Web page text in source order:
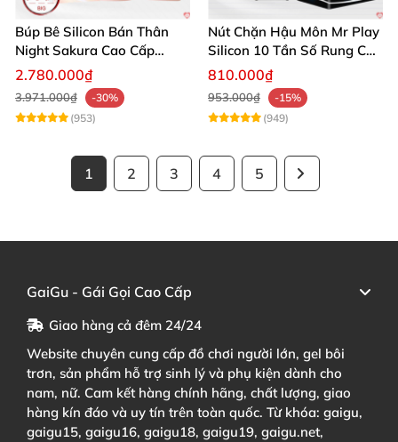
Búp Bê Silicon Bán Thân
Night Sakura Cao Cấp
Rung Đa Chức Năng
2.780.000₫
3.971.000₫
-30%
(953)
Nút Chặn Hậu Môn Mr Play
Silicon 10 Tần Số Rung Cao
Cấp
810.000₫
953.000₫
-15%
(949)
1 2 3 4 5
GaiGu - Gái Gọi Cao Cấp
Giao hàng cả đêm 24/24
Website chuyên cung cấp đồ chơi người lớn, gel bôi
trơn, sản phẩm hỗ trợ sinh lý và phụ kiện dành cho
nam, nữ. Cam kết hàng chính hãng, chất lượng, giao
hàng kín đáo và uy tín trên toàn quốc. Từ khóa: gaigu,
gaigu15, gaigu16, gaigu18, gaigu19, gaigu.net,